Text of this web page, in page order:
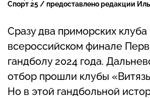
Спорт 25 / предоставлено редакции
Сразу два приморских клуба
всероссийском финале
гандболу 2024 года.
отбор прошли клубы
Но в этой гандбольной